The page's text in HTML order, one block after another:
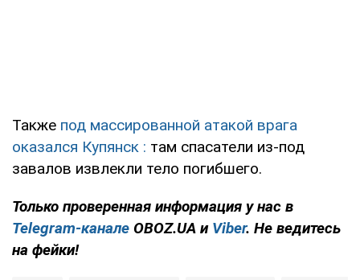
Также под массированной атакой врага
оказался Купянск : там спасатели из-под
завалов извлекли тело погибшего.
Только проверенная информация у нас в
Telegram-канале OBOZ.UA и Viber. Не ведитесь
на фейки!